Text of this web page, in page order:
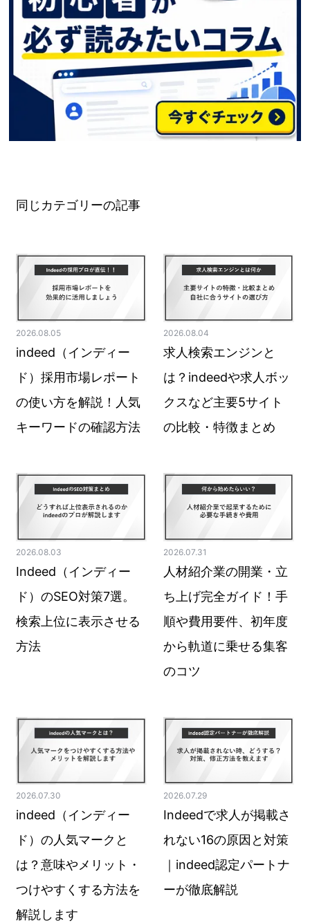
同じカテゴリーの記事
2026.08.05
indeed（インディー
ド）採用市場レポート
の使い方を解説！人気
キーワードの確認方法
2026.08.04
求人検索エンジンと
は？indeedや求人ボッ
クスなど主要5サイト
の比較・特徴まとめ
2026.08.03
Indeed（インディー
ド）のSEO対策7選。
検索上位に表示させる
方法
2026.07.31
人材紹介業の開業・立
ち上げ完全ガイド！手
順や費用要件、初年度
から軌道に乗せる集客
のコツ
2026.07.30
indeed（インディー
ド）の人気マークと
は？意味やメリット・
つけやすくする方法を
解説します
2026.07.29
Indeedで求人が掲載さ
れない16の原因と対策
｜indeed認定パートナ
ーが徹底解説